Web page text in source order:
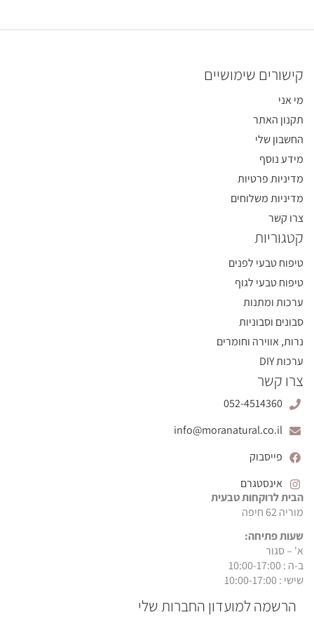
קישורים שימושיים
מי אני
תקנון האתר
החשבון שלי
מידע נוסף
מדיניות פרטיות
מדיניות משלוחים
צרו קשר
קטגוריות
טיפוח טבעי לפנים
טיפוח טבעי לגוף
ערכות ומתנות
סבונים וסבוניות
נרות, אווירה וחומרים
ערכות DIY
צרו קשר
052-4514360
info@moranatural.co.il
פייסבוק
אינסטגרם
הבית לרוקחות טבעית
מוריה 62 חיפה
שעות פתיחה:
א' – סגור
ב-ה : 10:00-17:00
שישי : 10:00-17:00
הרשמה למועדון החברות שלי